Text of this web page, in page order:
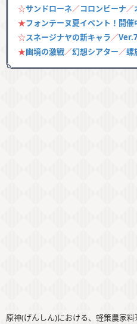
☆サンドローネ／コロンビーナ／
★フォンテーヌ夏イベント！開催
☆スネージナヤの新キャラ／
★幽境の激戦／幻想シアター／螺
原神(げんしん)における、軽策農家